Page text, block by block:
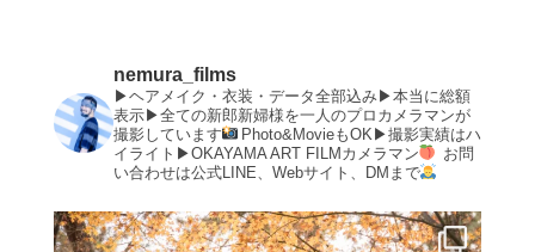
nemura_films
▶︎ヘアメイク・衣装・データ全部込み▶︎本当に総額
表示▶︎全ての新郎新婦様を一人のプロカメラマンが
撮影しています
Photo&MovieもOK▶︎撮影実績はハ
イライト▶︎OKAYAMA ART FILMカメラマン
お問
い合わせは公式LINE、Webサイト、DMまで